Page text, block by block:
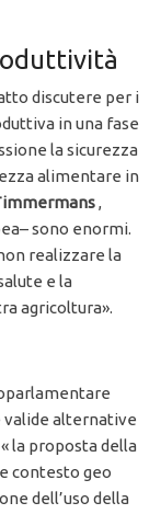
discutere per i
in una fase
la sicurezza
alimentare in
,
sono enormi.
realizzare la
e la
agricoltura».
valide alternative
la proposta della
contesto geo
dell’uso della